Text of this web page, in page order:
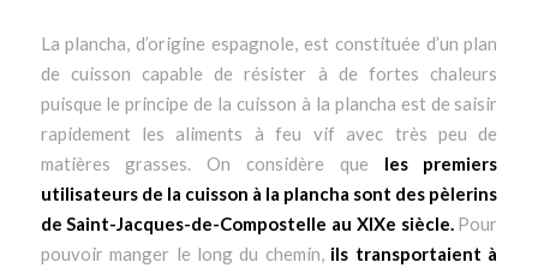
La plancha, d’origine espagnole, est constituée d’un plan
de cuisson capable de résister à de fortes chaleurs
puisque le principe de la cuisson à la plancha est de saisir
rapidement les aliments à feu vif avec très peu de
matières grasses. On considère que les premiers
utilisateurs de la cuisson à la plancha sont des pèlerins
de Saint-Jacques-de-Compostelle au XIXe siècle.Pour
pouvoir manger le long du chemin,ils transportaient à